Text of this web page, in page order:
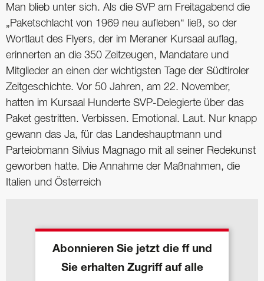
Man blieb unter sich. Als die SVP am Freitagabend die
„Paketschlacht von 1969 neu aufleben“ ließ, so der
Wortlaut des Flyers, der im Meraner Kursaal auflag,
erinnerten an die 350 Zeitzeugen, Mandatare und
Mitglieder an einen der wichtigsten Tage der Südtiroler
Zeitgeschichte. Vor 50 Jahren, am 22. November,
hatten im Kursaal Hunderte SVP-Delegierte über das
Paket gestritten. Verbissen. Emotional. Laut. Nur knapp
gewann das Ja, für das Landeshauptmann und
Parteiobmann Silvius Magnago mit all seiner Redekunst
geworben hatte. Die Annahme der Maßnahmen, die
Italien und Österreich
Abonnieren Sie jetzt die ff und
Sie erhalten Zugriff auf alle